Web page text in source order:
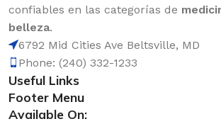
confiables en las categorías de
belleza.
6792 Mid Cities Ave Beltsville, MD
Phone: (240) 332-1233
Useful Links
Footer Menu
Available On: